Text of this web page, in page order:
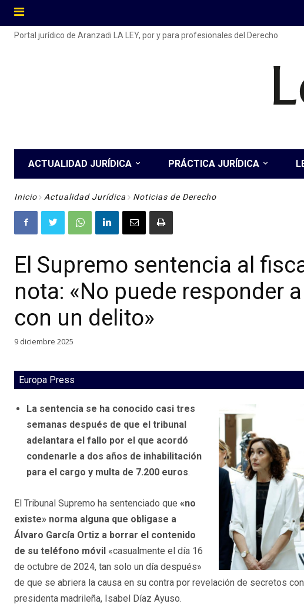
Portal jurídico de Aranzadi LA LEY, por y para profesionales del Derecho
ACTUALIDAD JURÍDICA PRÁCTICA JURÍDICA
Inicio Actualidad Jurídica Noticias de Derecho
El Supremo sentencia al
nota: «No puede responder
con un delito»
9 diciembre 2025
Europa Press
La sentencia se ha conocido casi tres
semanas después de que el tribunal
adelantara el fallo por el que acordó
condenarle a dos años de inhabilitación
para el cargo y multa de 7.200 euros.
El Tribunal Supremo ha sentenciado que «no
existe» norma alguna que obligase a
Álvaro García Ortiz a borrar el contenido
de su teléfono móvil «casualmente el día 16
de octubre de 2024, tan solo un día después»
de que se abriera la causa en su contra por revelación de secretos
presidenta madrileña, Isabel Díaz Ayuso.